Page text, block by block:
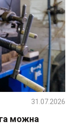
можна
31.07.2026